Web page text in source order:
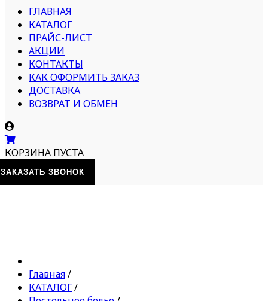
ГЛАВНАЯ
КАТАЛОГ
ПРАЙС-ЛИСТ
АКЦИИ
КОНТАКТЫ
КАК ОФОРМИТЬ ЗАКАЗ
ДОСТАВКА
ВОЗВРАТ И ОБМЕН
КОРЗИНА ПУСТА
ЗАКАЗАТЬ ЗВОНОК
Главная/
КАТАЛОГ/